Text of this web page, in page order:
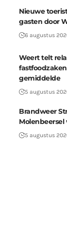
Nieuwe
gasten door
6 augustus
Weert telt
gemiddelde
5 augustus
Brandweer
5 augustus